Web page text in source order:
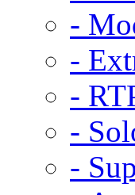
-
-
-
-
-